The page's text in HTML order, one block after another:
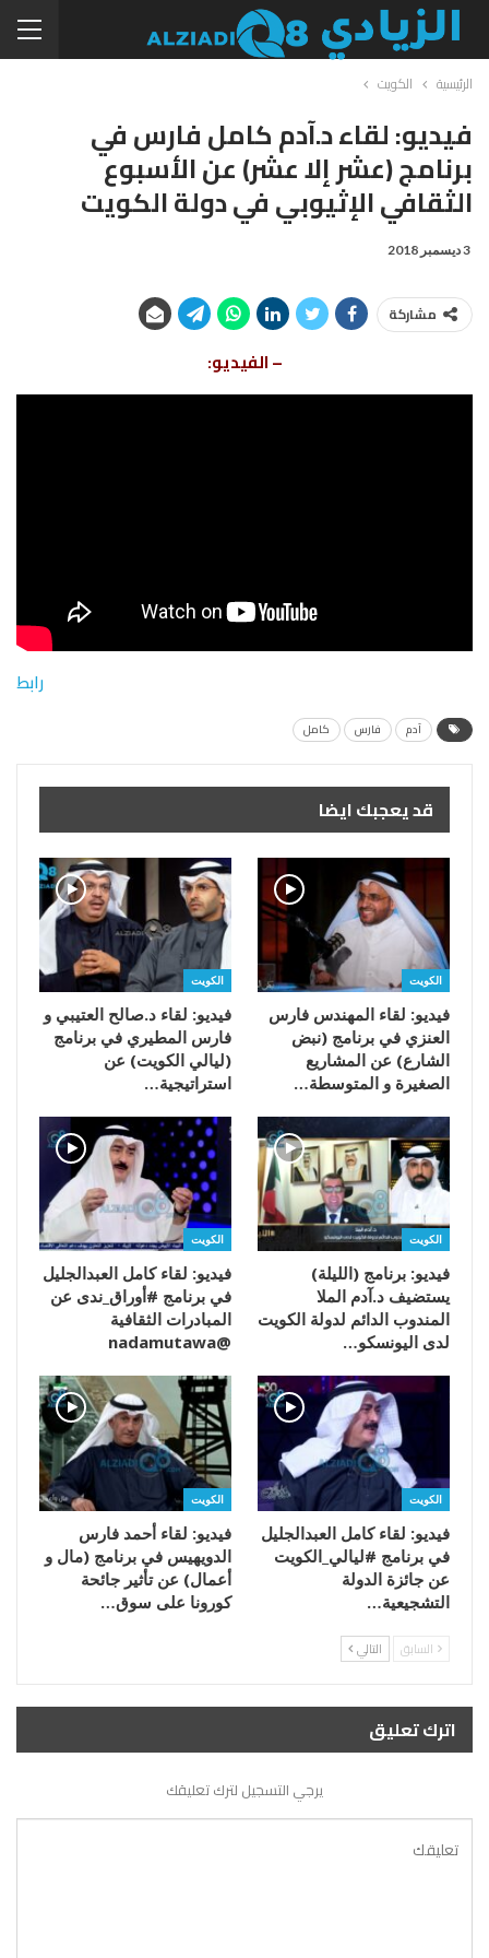
الرئيسية الكويت
فيديو: لقاء د.آدم كامل فارس في
برنامج (عشر إلا عشر) عن الأسبوع
الثقافي الإثيوبي في دولة الكويت
3 ديسمبر 2018
مشاركة
– الفيديو:
رابط
آدم فارس كامل
قد يعجبك ايضا
الكويت
فيديو: لقاء المهندس فارس
العنزي في برنامج (نبض
الشارع) عن المشاريع
الصغيرة و المتوسطة…
الكويت
فيديو: لقاء د.صالح العتيبي و
فارس المطيري في برنامج
(ليالي الكويت) عن
استراتيجية…
الكويت
فيديو: برنامج (الليلة)
يستضيف د.آدم الملا
المندوب الدائم لدولة الكويت
لدى اليونسكو…
الكويت
فيديو: لقاء كامل العبدالجليل
في برنامج #أوراق_ندى عن
المبادرات الثقافية
@nadamutawa
الكويت
فيديو: لقاء كامل العبدالجليل
في برنامج #ليالي_الكويت
عن جائزة الدولة
التشجيعية…
الكويت
فيديو: لقاء أحمد فارس
الدويهيس في برنامج (مال و
أعمال) عن تأثير جائحة
كورونا على سوق…
السابق التالي
اترك تعليق
يرجي التسجيل لترك تعليقك